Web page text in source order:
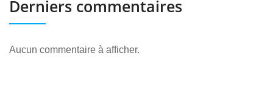
Derniers commentaires
Aucun commentaire à afficher.